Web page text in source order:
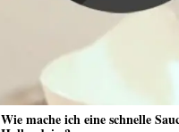
Wie mache ich eine schnelle